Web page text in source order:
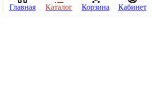
Главная Каталог Корзина Кабинет